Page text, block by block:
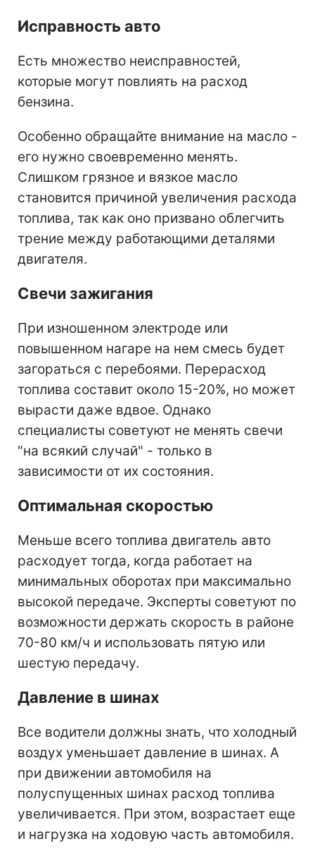
Исправность авто
Есть множество неисправностей,
которые могут повлиять на расход
бензина.
Особенно обращайте внимание на масло -
его нужно своевременно менять.
Слишком грязное и вязкое масло
становится причиной увеличения расхода
топлива, так как оно призвано облегчить
трение между работающими деталями
двигателя.
Свечи зажигания
При изношенном электроде или
повышенном нагаре на нем смесь будет
загораться с перебоями. Перерасход
топлива составит около 15-20%, но может
вырасти даже вдвое. Однако
специалисты советуют не менять свечи
"на всякий случай" - только в
зависимости от их состояния.
Оптимальная скоростью
Меньше всего топлива двигатель авто
расходует тогда, когда работает на
минимальных оборотах при максимально
высокой передаче. Эксперты советуют по
возможности держать скорость в районе
70-80 км/ч и использовать пятую или
шестую передачу.
Давление в шинах
Все водители должны знать, что холодный
воздух уменьшает давление в шинах. А
при движении автомобиля на
полуспущенных шинах расход топлива
увеличивается. При этом, возрастает еще
и нагрузка на ходовую часть автомобиля.